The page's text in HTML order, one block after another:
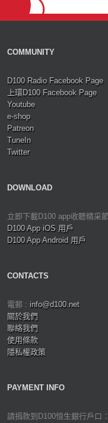
COMMUNITY
D100 Radio Facebook Page
上環D100 Facebook Page
Youtube
e-shop
Patreon
TuneIn
Twitter
DOWNLOAD
立即下載D100 app收聽精采節
D100 App iOS 用戶
D100 App Android 用戶
CONTACTS
電郵 : info@d100.net
關於我們
聯絡我們
使用條款
隱私權政策
PAYMENT INFO
請捐款到D100恒生銀行戶口：